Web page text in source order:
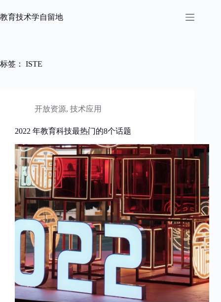
过
教育技术学自留地
标签： ISTE
开放资源, 技术应用
2022 年教育科技最热门的8个话题